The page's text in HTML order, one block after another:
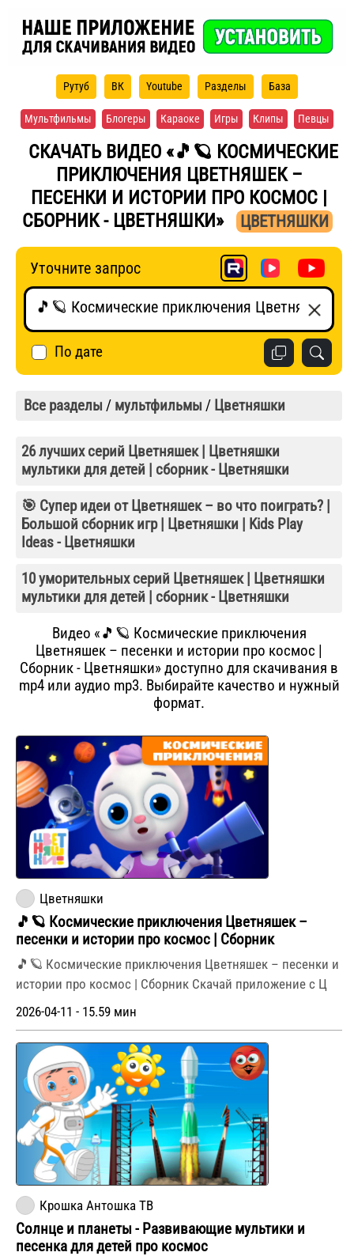
Рутуб ВК Youtube Разделы База
Мультфильмы Блогеры Караоке Игры Клипы Певцы
СКАЧАТЬ ВИДЕО «🎵🪐 КОСМИЧЕСКИЕ
ПРИКЛЮЧЕНИЯ ЦВЕТНЯШЕК –
ПЕСЕНКИ И ИСТОРИИ ПРО КОСМОС |
СБОРНИК - ЦВЕТНЯШКИ»
ЦВЕТНЯШКИ
Уточните запрос
По дате
Все разделы / мультфильмы / Цветняшки
26 лучших серий Цветняшек | Цветняшки
мультики для детей | сборник - Цветняшки
🎯 Супер идеи от Цветняшек – во что поиграть? |
Большой сборник игр | Цветняшки | Kids Play
Ideas - Цветняшки
10 уморительных серий Цветняшек | Цветняшки
мультики для детей | сборник - Цветняшки
Видео «🎵🪐 Космические приключения
Цветняшек – песенки и истории про космос |
Сборник - Цветняшки» доступно для скачивания в
mp4 или аудио mp3. Выбирайте качество и нужный
формат.
Цветняшки
🎵🪐 Космические приключения Цветняшек –
песенки и истории про космос | Сборник
🎵🪐 Космические приключения Цветняшек – песенки и
истории про космос | Сборник Скачай приложение с Ц
2026-04-11 - 15.59 мин
Крошка Антошка ТВ
Солнце и планеты - Развивающие мультики и
песенка для детей про космос